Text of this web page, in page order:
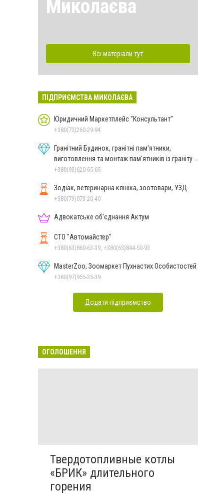
Миколаєва
Всі матеріали тут
ПІДПРИЄМСТВА МИКОЛАЄВА
Юридичний Маркетплейс "Консультант"
+380(73)260-29-94
Гранітний Будинок, гранітні пам'ятники,
виготовлення та монтаж пам'ятників із граніту в
Миколаєві
+380(93)620-65-65
Зодіак, ветеринарна клініка, зоотовари, УЗД
+380(73)073-20-40
Адвокатське об'єднання Актум
СТО "Автомайстер"
+380(63)860-63-39, +380(63)844-50-93
MasterZoo, Зоомаркет Пухнастих Особистостей
+380(97)955-35-39
Додати підприємство
ОГОЛОШЕННЯ
Твердотопливные котлы
«БРИК» длительного
горения